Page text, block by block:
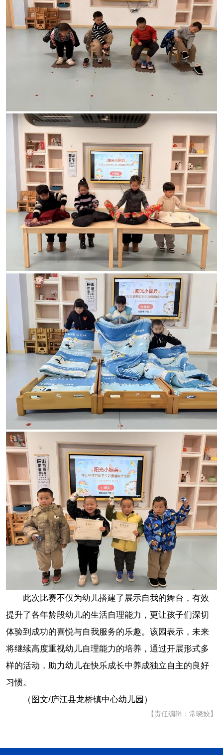
此次比赛不仅为幼儿搭建了展示自我的舞台，有效
提升了各年龄段幼儿的生活自理能力，更让孩子们深切
体验到成功的喜悦与自我服务的乐趣。该园表示，未来
将继续高度重视幼儿自理能力的培养，通过开展形式多
样的活动，助力幼儿在快乐成长中养成独立自主的良好
习惯。
（图文/庐江县龙桥镇中心幼儿园 ）
【责任编辑：常晓姣】